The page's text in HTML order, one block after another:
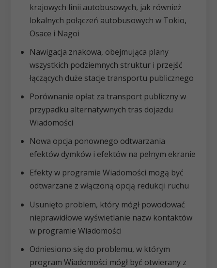
krajowych linii autobusowych, jak również
lokalnych połączeń autobusowych w Tokio,
Osace i Nagoi
Nawigacja znakowa, obejmująca plany
wszystkich podziemnych struktur i przejść
łączących duże stacje transportu publicznego
Porównanie opłat za transport publiczny w
przypadku alternatywnych tras dojazdu
Wiadomości
Nowa opcja ponownego odtwarzania
efektów dymków i efektów na pełnym ekranie
Efekty w programie Wiadomości mogą być
odtwarzane z włączoną opcją redukcji ruchu
Usunięto problem, który mógł powodować
nieprawidłowe wyświetlanie nazw kontaktów
w programie Wiadomości
Odniesiono się do problemu, w którym
program Wiadomości mógł być otwierany z